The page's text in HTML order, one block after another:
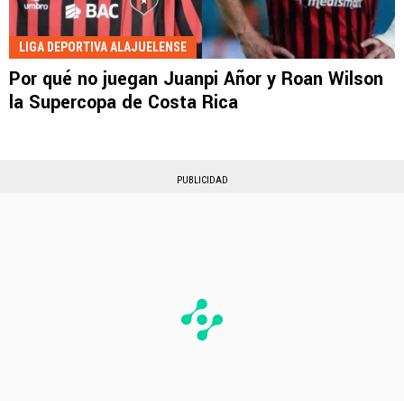
LIGA DEPORTIVA ALAJUELENSE
Por qué no juegan Juanpi Añor y Roan Wilson
la Supercopa de Costa Rica
PUBLICIDAD